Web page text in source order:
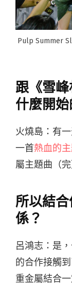
Pulp Summer
跟《雪
什麼開始
火燒島：有
一首熱血的
屬主題曲（完
所以結
係？
呂鴻志：是
的合作接觸
重金屬結合